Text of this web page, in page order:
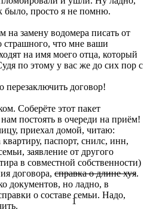
было, просто я не помню.
на замену водомера писать от
что мне ваши
на имя моего отца, который
по этому у вас же до сих пор с
перезаключить договор!
Соберёте этот пакет
постоять в очереди на приём!
приехал домой, читаю:
паспорт, снилс, инн,
заявление от другого
в совместной собственности)
договора, справка о длине хуя.
документов, но ладно, в
о составе семьи. Надо,
1